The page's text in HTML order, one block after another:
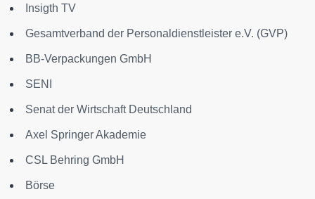
Insigth TV
Gesamtverband der Personaldienstleister e.V. (GVP)
BB-Verpackungen GmbH
SENI
Senat der Wirtschaft Deutschland
Axel Springer Akademie
CSL Behring GmbH
Börse